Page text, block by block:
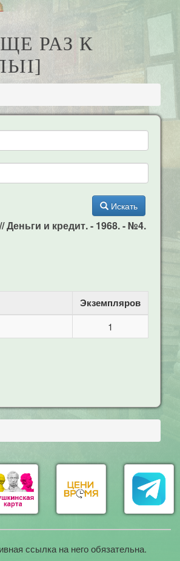
РАЗ К
Искать
и кредит. - 1968. - №4.
Экземпляров
1
ссылка на него обязательна.